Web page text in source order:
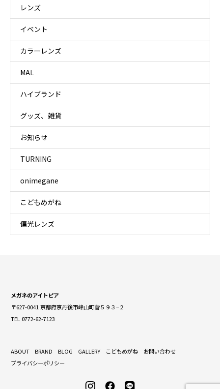
レンズ
イベント
カラーレンズ
MAL
ハイブランド
グッズ、雑貨
お知らせ
TURNING
onimegane
こどもめがね
偏光レンズ
メガネのアイトピア
〒627-0041 京都府京丹後市峰山町菅５９３−２
TEL 0772-62-7123
ABOUT BRAND BLOG GALLERY こどもめがね
お問い合わせ
プライバシーポリシー